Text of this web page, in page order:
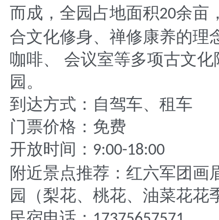
而成，全园占地面积20余亩
合文化修身、禅修康养的理
咖啡、 会议室等多项古文
园。
到达方式：自驾车、租车
门票价格：免费
开放时间： 9:00-18:00
附近景点推荐：红六军团画
园（梨花、桃花、油菜花花